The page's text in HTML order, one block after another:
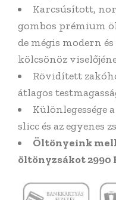
Karcsúsított,
gombos prémium
de mégis modern
kölcsönöz
Rövidített
átlagos
Különlegessége
slicc és az egyenes
Öltönyeink
öltönyzsákot